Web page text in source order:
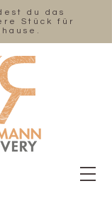
du das
Stück für